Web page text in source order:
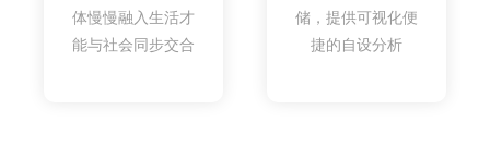
体慢慢融入生活才
能与社会同步交合
储，提供可视化便
捷的自设分析